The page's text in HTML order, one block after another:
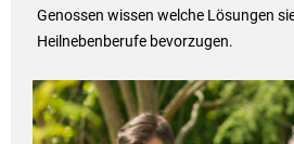
Genossen wissen welche Lösungen
Heilnebenberufe bevorzugen.